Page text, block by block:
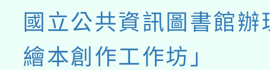
國立公共資訊圖書館
繪本創作工作坊」